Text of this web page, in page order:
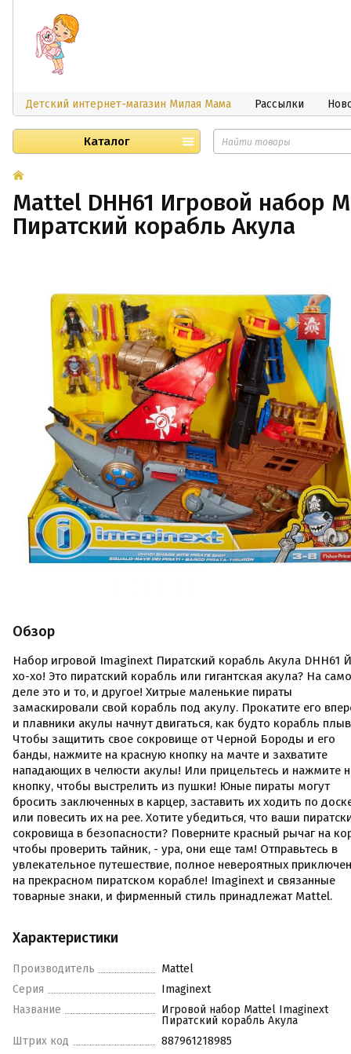
Детский интернет-магазин Милая Мама Рассылки
Каталог
Mattel DHH61 Игровой набор
Пиратский корабль Акула
Обзор
Набор игровой Imaginext Пиратский корабль Акула DHH61
хо-хо! Это пиратский корабль или гигантская акула? На
деле это и то, и другое! Хитрые маленькие пираты
замаскировали свой корабль под акулу. Прокатите его
и плавники акулы начнут двигаться, как будто корабль
Чтобы защитить свое сокровище от Черной Бороды и его
банды, нажмите на красную кнопку на мачте и захватите
нападающих в челюсти акулы! Или прицельтесь и нажмите
кнопку, чтобы выстрелить из пушки! Юные пираты могут
бросить заключенных в карцер, заставить их ходить по
или повесить их на рее. Хотите убедиться, что ваши
сокровища в безопасности? Поверните красный рычаг на
чтобы проверить тайник, - ура, они еще там! Отправьтесь в
увлекательное путешествие, полное невероятных
на прекрасном пиратском корабле! Imaginext и связанные
товарные знаки, и фирменный стиль принадлежат Mattel.
Характеристики
Производитель
Mattel
Серия
Imaginext
Название
Игровой набор Mattel Imaginext
Пиратский корабль Акула
Штрих код
887961218985